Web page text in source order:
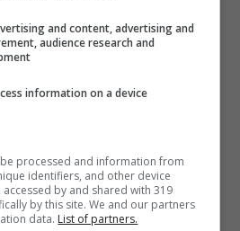
l’ultima Legge di
and content, advertising and
audience research and
information on a device
processed and information from
identifiers, and other device
by and shared with 319
by this site. We and our partners
data. List of partners.